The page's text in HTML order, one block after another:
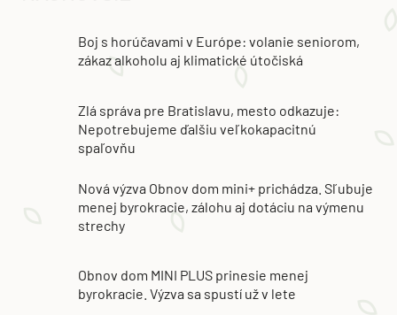
Boj s horúčavami v Európe: volanie seniorom,
zákaz alkoholu aj klimatické útočiská
Zlá správa pre Bratislavu, mesto odkazuje:
Nepotrebujeme ďalšiu veľkokapacitnú
spaľovňu
Nová výzva Obnov dom mini+ prichádza. Sľubuje
menej byrokracie, zálohu aj dotáciu na výmenu
strechy
Obnov dom MINI PLUS prinesie menej
byrokracie. Výzva sa spustí už v lete